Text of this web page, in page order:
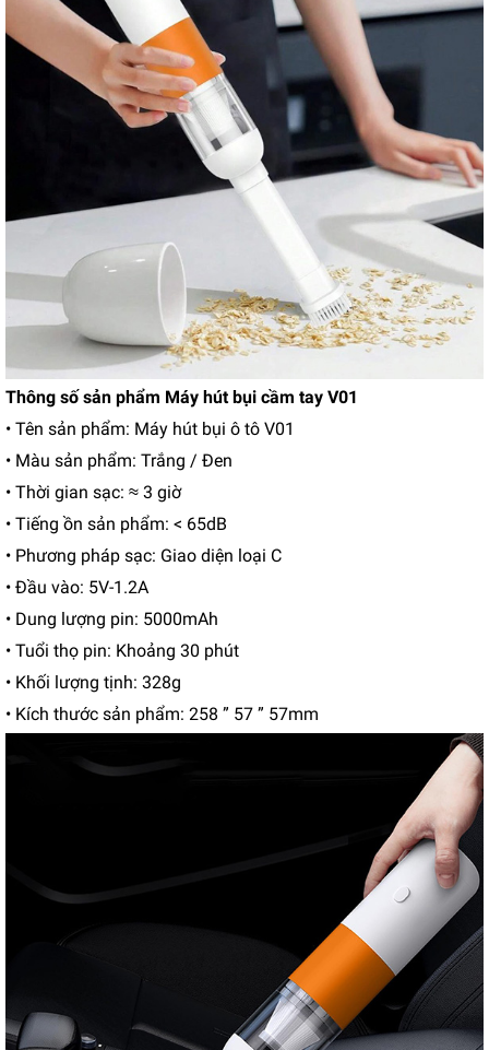
Thông số sản phẩm Máy hút bụi cầm tay V01
• Tên sản phẩm: Máy hút bụi ô tô V01
• Màu sản phẩm: Trắng / Đen
• Thời gian sạc: ≈ 3 giờ
• Tiếng ồn sản phẩm: < 65dB
• Phương pháp sạc: Giao diện loại C
• Đầu vào: 5V-1.2A
• Dung lượng pin: 5000mAh
• Tuổi thọ pin: Khoảng 30 phút
• Khối lượng tịnh: 328g
• Kích thước sản phẩm: 258 ” 57 ” 57mm